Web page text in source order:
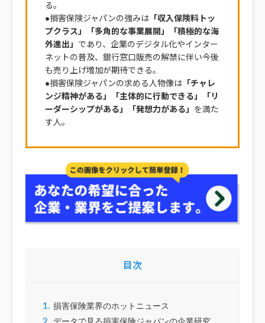
る。
●損害保険ジャパンの強みは「収入保険料トッ
プクラス」「多角的な事業展開」「積極的な海
外進出」 であり、企業のデジタル化やインター
ネットの普及、銀行窓口販売の解禁に伴い今後
も売り上げ増加が期待できる。
●損害保険ジャパンの求める人物像は「チャレ
ンジ精神がある」「主体的に行動できる」「リ
ーダーシップがある」「発想力がある」 を満た
す人。
目次
1. 損害保険業界のホットニュース